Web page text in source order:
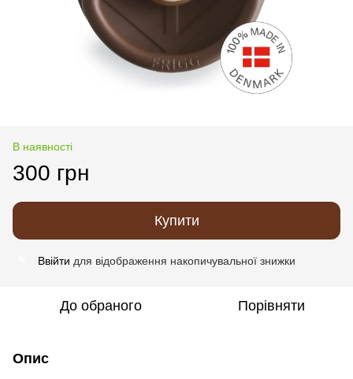
В наявності
300 грн
Купити
Ввійти для відображення накопичувальної знижки
До обраного Порівняти
Опис